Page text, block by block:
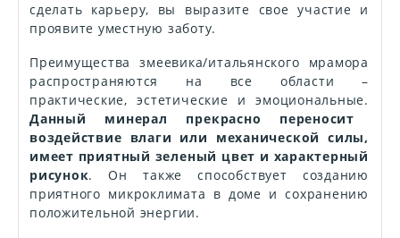
сделать карьеру, вы выразите свое участие и
проявите уместную заботу.
Преимущества змеевика/итальянского мрамора
распространяются на все области –
практические, эстетические и эмоциональные.
Данный минерал прекрасно переносит
воздействие влаги или механической силы,
имеет приятный зеленый цвет и характерный
рисунок. Он также способствует созданию
приятного микроклимата в доме и сохранению
положительной энергии.